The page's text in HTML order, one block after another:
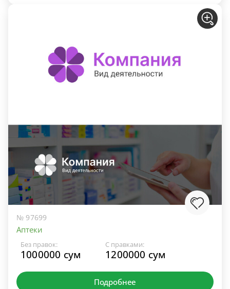
№ 97699
Аптеки
Без правок:
1000000 сум
С правками:
1200000 сум
Подробнее